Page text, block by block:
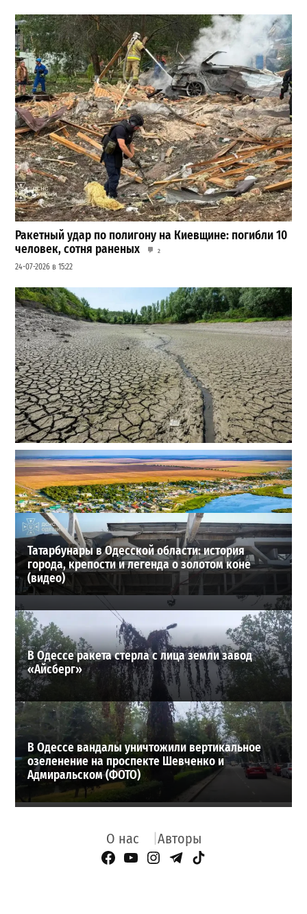
Ракетный удар по полигону на Киевщине: погибли 10
человек, сотня раненых
2
24-07-2026 в 15:22
Днестр рекордно обмелел: одесситов просят срочно
экономить воду
2
29-07-2026 в 19:28
ВИБОР РЕДАКЦИИ
Татарбунары в Одесской области: история
города, крепости и легенда о золотом коне
(видео)
В Одессе ракета стерла с лица земли завод
«Айсберг»
В Одессе вандалы уничтожили вертикальное
озеленение на проспекте Шевченко и
Адмиральском (ФОТО)
О нас Авторы
Facebook Page
YouTube
Instagram
Telegram
TikTok